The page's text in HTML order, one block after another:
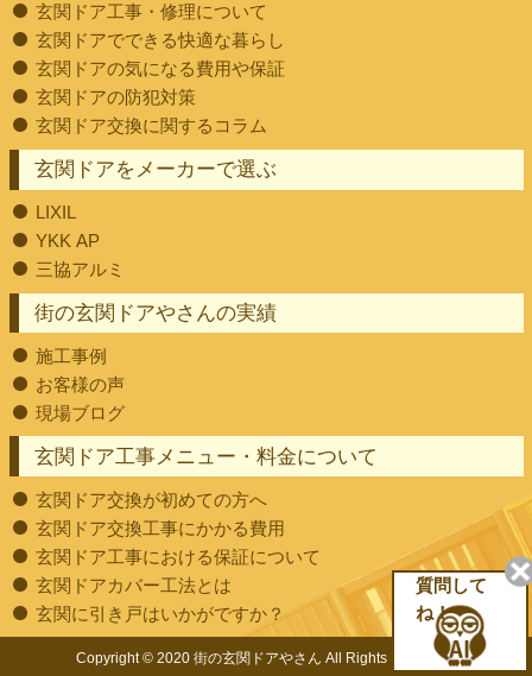
街の玄関ドアやさんの実績
施工事例
お客様の声
現場ブログ
玄関ドア工事・修理について
玄関ドアでできる快適な暮らし
玄関ドアの気になる費用や保証
玄関ドアの防犯対策
玄関ドア交換に関するコラム
玄関ドア工事メニュー・料金について
玄関ドア交換が初めての方へ
玄関ドア交換工事にかかる費用
玄関ドア工事における保証について
玄関ドアカバー工法とは
玄関に引き戸はいかがですか？
玄関ドアをメーカーで選ぶ
LIXIL
YKK AP
三協アルミ
Copyright © 2020 街の玄関ドアやさん All Rights Reserved.
質問して
ね！